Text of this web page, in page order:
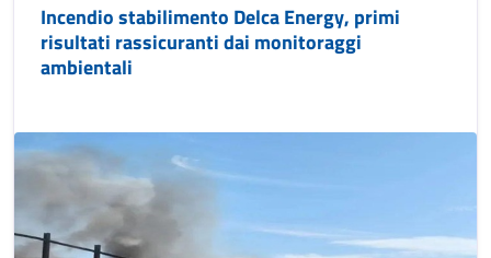
Incendio stabilimento Delca Energy, primi
risultati rassicuranti dai monitoraggi
ambientali